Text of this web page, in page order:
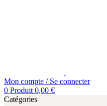
Mon compte / Se connecter
0 Produit 0,00 €
Catégories